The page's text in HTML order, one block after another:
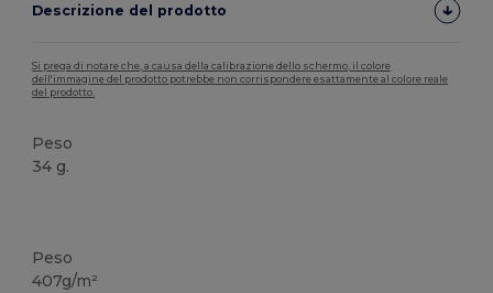
Descrizione del prodotto
Si prega di notare che, a causa della calibrazione dello schermo, il colore
dell'immagine del prodotto potrebbe non corrispondere esattamente al colore reale
del prodotto.
Peso
34 g.
Peso
407g/m²